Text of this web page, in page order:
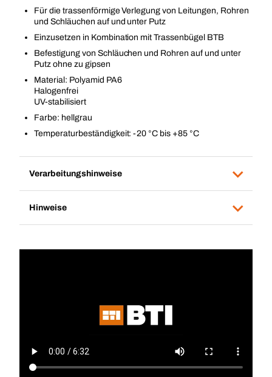
Für die trassenförmige Verlegung von Leitungen, Rohren
und Schläuchen auf und unter Putz
Einzusetzen in Kombination mit Trassenbügel BTB
Befestigung von Schläuchen und Rohren auf und unter
Putz ohne zu gipsen
Material: Polyamid PA6
Halogenfrei
UV-stabilisiert
Farbe: hellgrau
Temperaturbeständigkeit: -20 °C bis +85 °C
Verarbeitungshinweise
Hinweise